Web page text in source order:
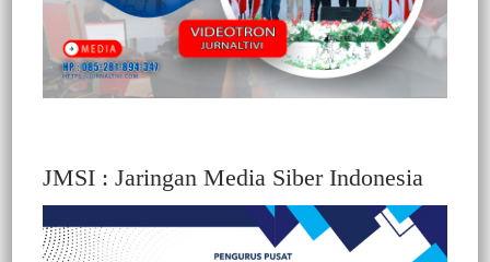
JMSI : Jaringan Media Siber Indonesia